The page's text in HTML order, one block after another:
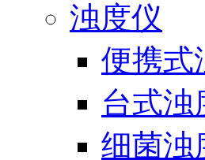
浊度仪
便携式
台式浊
细菌浊